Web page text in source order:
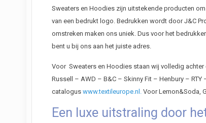
Sweaters en Hoodies zijn uitstekende producten
van een bedrukt logo. Bedrukken wordt door J&C
omstreken maken ons uniek. Dus voor het
bent u bij ons aan het juiste adres.
Voor Sweaters en Hoodies staan wij volledig achter
Russell – AWD – B&C – Skinny Fit – Henbury –
catalogus www.textileurope.nl.Voor Lemon&Soda,
Een luxe uitstraling door